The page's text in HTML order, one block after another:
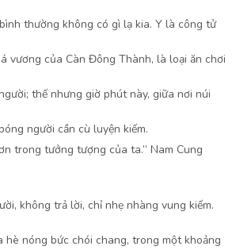
thường không có gì lạ kia. Y là công tử
vương của Càn Đông Thành, là loại ăn chơi
thế nhưng giờ phút này, giữa nơi núi
người cần cù luyện kiếm.
trong tưởng tượng của ta.” Nam Cung
không trả lời, chỉ nhẹ nhàng vung kiếm.
hè nóng bức chói chang, trong một khoảng